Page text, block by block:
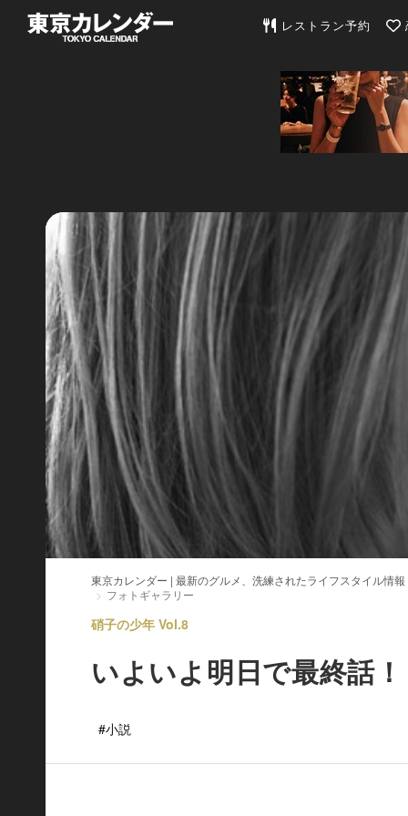
東京カレンダー | 最新
レストラン予約
東京カレンダー | 最新のグルメ、洗練されたライフスタイル情報
フォトギャラリー
硝子の少年 Vol.8
いよいよ明日で最終話
#小説